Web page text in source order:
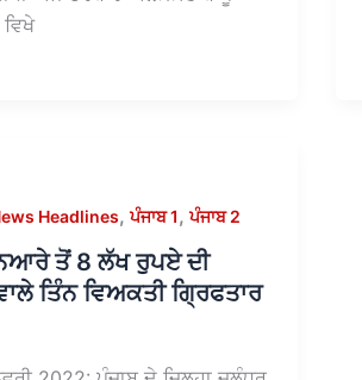
Headlines,ਪੰਜਾਬ 1,ਪੰਜਾਬ 2
ਤੋਂ 8 ਲੱਖ ਰੁਪਏ ਦੀ
ਤਿੰਨ ਵਿਅਕਤੀ ਗ੍ਰਿਫਤਾਰ